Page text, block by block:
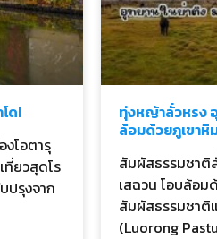
ด!
โอตารุ
ที่ยวสุดโร
ปรุงจาก
ทุ่งหญ้าลั่วหรง
ล้อมด้วยภูเขาหิ
สัมผัสธรรมชาติ
เสฉวน โอบล้อม
สัมผัสธรรมชาติ
(Luorong